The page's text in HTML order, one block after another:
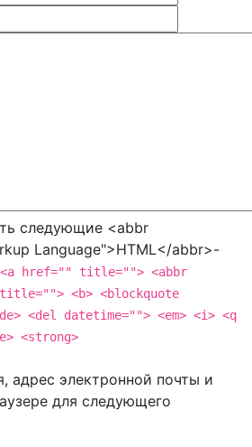
следующие <abbr
Language">HTML</abbr>-
<a href="" title=""> <abbr
<b> <blockquote
<del datetime=""> <em> <i> <q
<strong>
адрес электронной почты и
для следующего